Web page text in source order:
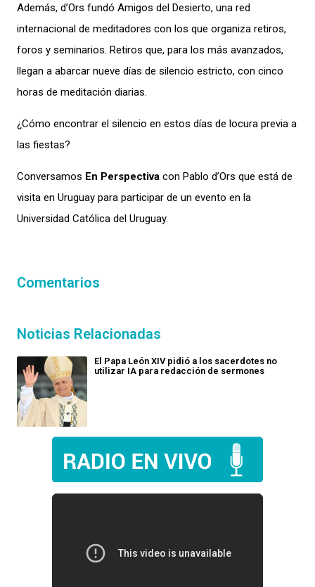
Además, d’Ors fundó Amigos del Desierto, una red
internacional de meditadores con los que organiza retiros,
foros y seminarios. Retiros que, para los más avanzados,
llegan a abarcar nueve días de silencio estricto, con cinco
horas de meditación diarias.
¿Cómo encontrar el silencio en estos días de locura previa a
las fiestas?
Conversamos En Perspectiva con Pablo d’Ors que está de
visita en Uruguay para participar de un evento en la
Universidad Católica del Uruguay.
Comentarios
Noticias Relacionadas
El Papa León XIV pidió a los sacerdotes no
utilizar IA para redacción de sermones